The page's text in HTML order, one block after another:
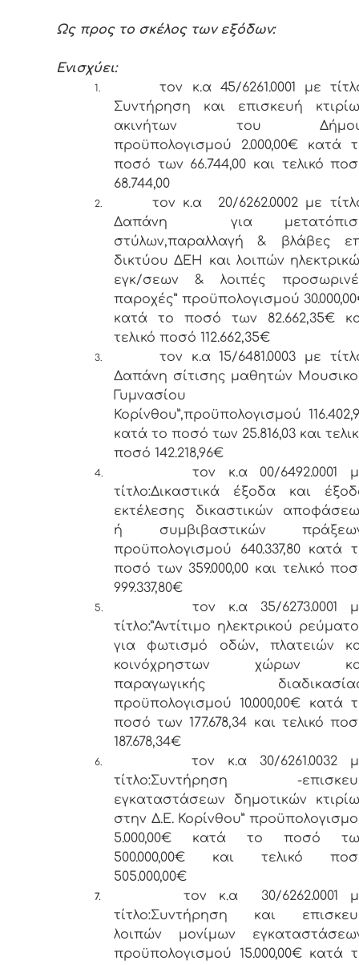
Ως προς το σκέλος των εξόδων:
Ενισχύει:
1.
τον κ.α 45/6261.0001 με
Συντήρηση και επισκευή
ακινήτων του
προϋπολογισμού 2.000,00€ κατά
ποσό των 66.744,00 και τελικό
68.744,00
2.
τον κ.α 20/6262.0002 με
Δαπάνη για
στύλων,παραλλαγή & βλάβες
δικτύου ΔΕΗ και λοιπών
εγκ/σεων & λοιπές
παροχές” προϋπολογισμού
κατά το ποσό των 82.662,35€
τελικό ποσό 112.662,35€
3.
τον κ.α 15/6481.0003 με
Δαπάνη σίτισης μαθητών
Γυμνασίου
Κορίνθου”,προϋπολογισμού
κατά το ποσό των 25.816,03 και
ποσό 142.218,96€
4.
τον κ.α 00/6492.0001
τίτλο:Δικαστικά έξοδα και
εκτέλεσης δικαστικών
ή συμβιβαστικών
προϋπολογισμού 640.337,80 κατά
ποσό των 359.000,00 και τελικό
999.337,80€
5.
τον κ.α 35/6273.0001
τίτλο:”Αντίτιμο ηλεκτρικού
για φωτισμό οδών, πλατειών
κοινόχρηστων χώρων
παραγωγικής
προϋπολογισμού 10.000,00€ κατά
ποσό των 177.678,34 και τελικό
187.678,34€
6.
τον κ.α 30/6261.0032
τίτλο:Συντήρηση -
εγκαταστάσεων δημοτικών
στην Δ.Ε. Κορίνθου”
5.000,00€ κατά το ποσό
500.000,00€ και τελικό
505.000,00€
7.
τον κ.α 30/6262.0001
τίτλο:Συντήρηση και
λοιπών μονίμων
προϋπολογισμού 15.000,00€ κατά